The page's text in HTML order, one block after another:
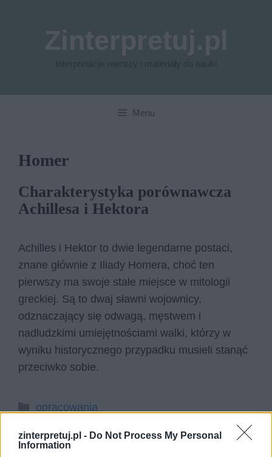
zinterpretuj.pl - Do Not Process My Personal
Information
Menu
Homer
Charakterystyka porównawcza
Achillesa i Hektora
Achilles i Hektor to dwie legendarne postaci,
znane głównie z Iliady Homera, choć ten
pierwszy ma swoje stałe miejsce w mitologii
greckiej. Są to dwaj sławni wojownicy,
odznaczający się odwagą, męstwem i
nadludzkimi umiejętnościami walki, którzy w
wyniku historycznego przypadku musieli stanąć
przeciwko sobie.
Kategorie
opracowania
Szukaj